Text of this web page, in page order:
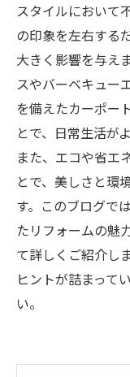
スタイルにおいて
の印象を左右する
大きく影響を与え
スやバーベキュー
を備えたカーポー
とで、日常生活が
また、エコや省エ
とで、美しさと環
す。このブログで
たリフォームの魅
て詳しくご紹介し
ヒントが詰まって
い。